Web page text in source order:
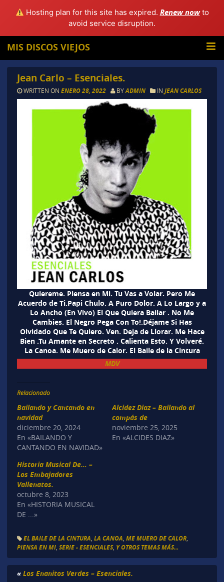
Hosting plan for this site has expired. Renew nowto
avoid service disruption.
MIS DISCOS VIEJOS
Jean Carlo – Esenciales.
WRITTEN ON ENERO 28, 2022 BYADMIN IN JEAN CARLOS
Quiereme. Piensa en Mi. Tu Vas a Volar. Pero Me
Acuerdo de Ti.Papi Chulo. A Puro Dolor. A Lo Largo y a
Lo Ancho (En Vivo) El Que Quiera Bailar . No Me
Cambies. El Negro Pega Con To!.Déjame Si Has
Olvidado Que Te Quiero. Ven. Deja de Llorar. Me Hace
Bien .Tu Amante en Secreto . Calienta Esto. Y Volveré.
La Canoa. Me Muero de Calor. El Baile de la Cintura
MDV
Relacionado
Bailando y Cantando en
navidad
diciembre 20, 2024
En «BAILANDO Y
CANTANDO EN NAVIDAD»
Alcidez Diaz – Bailando al
compás de
noviembre 25, 2025
En «ALCIDES DIAZ»
Historia Musical De… –
Los Embajadores
Vallenatos.
octubre 8, 2023
En «HISTORIA MUSICAL
DE ...»
EL BAILE DE LA CINTURA LA CANOA ME MUERO DE CALOR,
PIENSA EN MI, SERIE - ESENCIALES, Y OTROS TEMAS MÁS...
« Los Enanitos Verdes – Esenciales.